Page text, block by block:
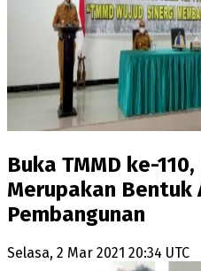
Buka TMMD ke-
Merupakan Bentuk
Pembangunan
Selasa, 2 Mar 2021 20:34 UTC